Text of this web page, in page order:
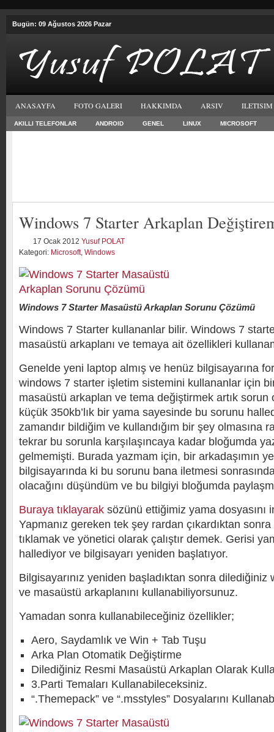
Bugün: 09 Ağustos 2026 Pazar
ANASAYFA FOTO GALERI HAKKIMDA ARSIV ILETISIM
AKILLI TELEFONLAR ANDROID GENEL LINUX MICROSOFT
Windows 7 Starter Arkaplan
17 Ocak 2012 Yusuf POLAT
Kategori: Microsoft, Windows
Windows 7 Starter Masaüstü Arkaplan Sorunu Çözümü
Windows 7 Starter kullananlar bilir. Windows 7
masaüstü arkaplanı ve temaya ait özellikleri
Genelde yeni laptop almış ve henüz bilgisayarına
windows 7 starter işletim sistemini kullananlar için
masaüstü arkaplan ve tema değiştirmek artık sorun
küçük 350kb’lık bir yama sayesinde bu sorunu
zamandır bildiğim ve kullandığım bir şey olmasına
tekrar bu sorunla karşılaşıncaya kadar bloğumda
gelmemişti. Burada yazmam için, bir arkadaşımın
bilgisayarında ki bu sorunu bana iletmesi
olacağını düşündüm ve bu bilgiyi bloğumda
Buraya tıklayarak sözünü ettiğimiz yama dosyasını
Yapmanız gereken tek şey rardan çıkardıktan
tıklamak ve yönetici olarak çalıştır demek. Gerisi
hallediyor ve bilgisayarı yeniden başlatıyor.
Bilgisayarınız yeniden başladıktan sonra dilediğiniz
ve masaüstü arkaplanını kullanabiliyorsunuz.
Yamadan sonra kullanabileceğiniz özellikler;
Aero, Saydamlık ve Win + Tab Tuşu
Arka Plan Otomatik Değiştirme
Dilediğiniz Resmi Masaüstü Arkaplan Olarak
3.Parti Temaları Kullanabileceksiniz.
“.Themepack” ve “.msstyles” Dosyalarını